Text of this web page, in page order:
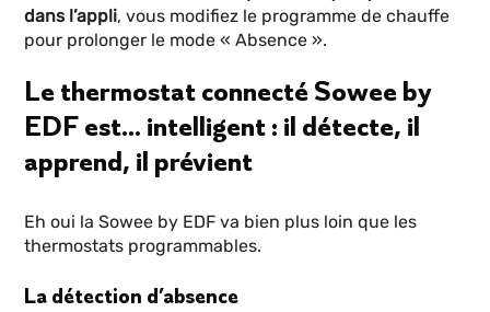
dans l’appli, vous modifiez le programme de chauffe
pour prolonger le mode « Absence ».
Le thermostat connecté Sowee by
EDF est… intelligent : il détecte, il
apprend, il prévient
Eh oui la Sowee by EDF va bien plus loin que les
thermostats programmables.
La détection d’absence